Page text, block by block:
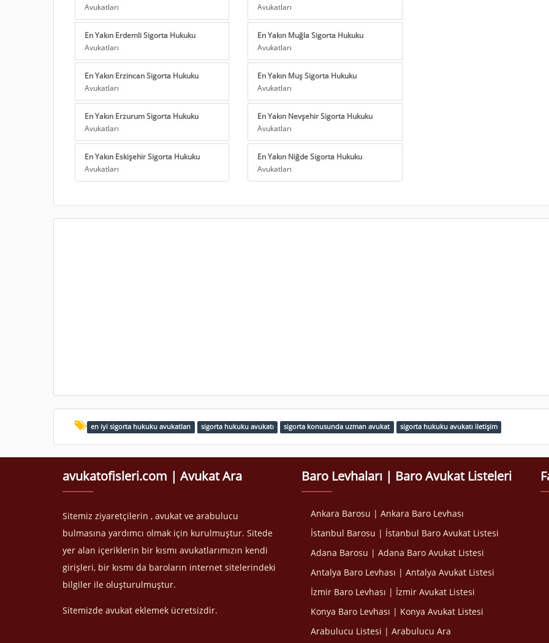
Avukatları
En Yakın Erdemli Sigorta Hukuku
Avukatları
En Yakın Erzincan Sigorta Hukuku
Avukatları
En Yakın Erzurum Sigorta Hukuku
Avukatları
En Yakın Eskişehir Sigorta Hukuku
Avukatları
Avukatları
En Yakın Muğla Sigorta Hukuku
Avukatları
En Yakın Muş Sigorta Hukuku
Avukatları
En Yakın Nevşehir Sigorta Hukuku
Avukatları
En Yakın Niğde Sigorta Hukuku
Avukatları
en iyi sigorta hukuku avukatları sigorta hukuku avukatı sigorta konusunda uzman avukat sigorta hukuku avukatı iletişim
avukatofisleri.com | Avukat Ara
Sitemiz ziyaretçilerin , avukat ve arabulucu
bulmasına yardımcı olmak için kurulmuştur. Sitede
yer alan içeriklerin bir kısmı avukatlarımızın kendi
girişleri, bir kısmı da baroların internet sitelerindeki
bilgiler ile oluşturulmuştur.
Sitemizde avukat eklemek ücretsizdir.
Baro Levhaları | Baro Avukat Listeleri
Ankara Barosu | Ankara Baro Levhası
İstanbul Barosu | İstanbul Baro Avukat Listesi
Adana Barosu | Adana Baro Avukat Listesi
Antalya Baro Levhası | Antalya Avukat Listesi
İzmir Baro Levhası | İzmir Avukat Listesi
Konya Baro Levhası | Konya Avukat Listesi
Arabulucu Listesi | Arabulucu Ara